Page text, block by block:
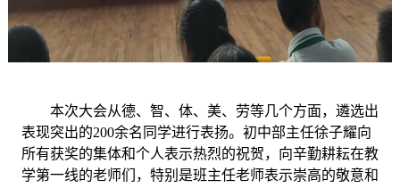
本次大会从德、智、体、美、劳等几个方面，遴选出
表现突出的200余名同学进行表扬。 初中部主任徐子耀向
所有获奖的集体和个人表示热烈的祝贺，向辛勤耕耘在教
学第一线的老师们，特别是班主任老师表示崇高的敬意和